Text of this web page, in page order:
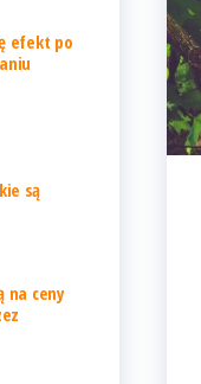
efekt po
są
na ceny